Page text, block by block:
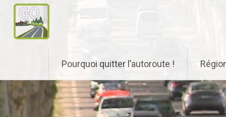
au
principal
Pourquoi quitter l’autoroute !